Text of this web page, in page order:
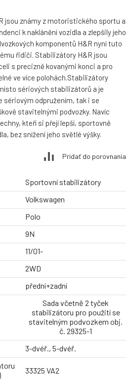
jsou známy z motoristického sportu a
k naklánění vozidla a zlepšily jeho
komponentů H&R nyní tuto
řidiči. Stabilizátory H&R jsou
s precizně kovanými konci a pro
ve více polohách.Stabilizátory
sériových stabilizátorů a je
sériovým odpružením, tak i se
stavitelnými podvozky. Navíc
kteří si přejí lepší, sportovně
bez snížení jeho světlé výšky.
Pridať do porovnania
Sportovní stabilizátory
Volkswagen
Polo
9N
11/01-
2WD
přední+zadní
Sada včetně 2 tyček
stabilizátoru pro použití se
stavitelným podvozkem obj.
č. 29325-1
3-dvéř., 5-dvéř.
33325 VA2